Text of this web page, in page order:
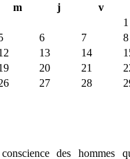
m j v
1
6 7 8
13 14
20 21
27 28
des hommes